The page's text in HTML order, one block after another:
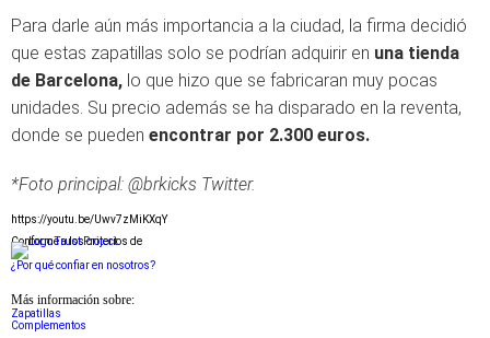
Para darle aún más importancia a la ciudad, la firma decidió
que estas zapatillas solo se podrían adquirir en una tienda
de Barcelona, lo que hizo que se fabricaran muy pocas
unidades. Su precio además se ha disparado en la reventa,
donde se pueden encontrar por 2.300 euros.
*Foto principal: @brkicks Twitter.
https://youtu.be/Uwv7zMiKXqY
Conforme a los criterios de
¿Por qué confiar en nosotros?
Más información sobre:
Zapatillas
Complementos